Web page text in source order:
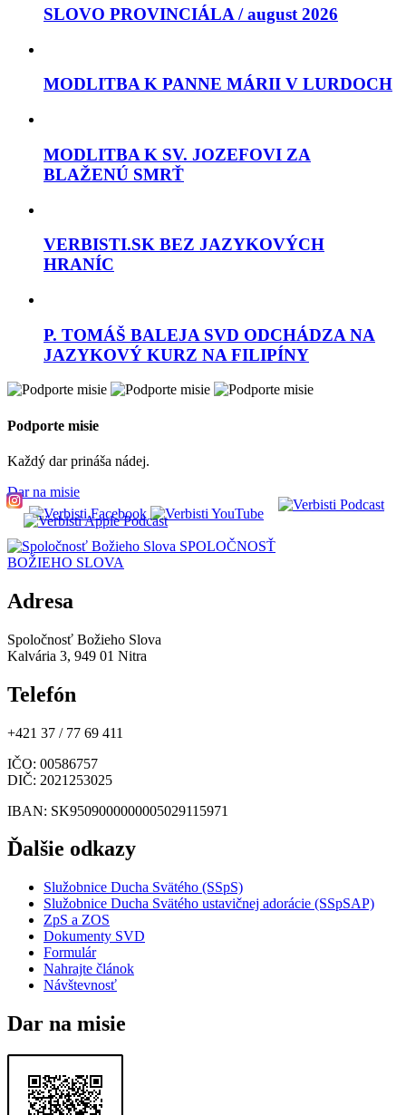
SLOVO PROVINCIÁLA / august 2026
MODLITBA K PANNE MÁRII V LURDOCH
MODLITBA K SV. JOZEFOVI ZA
BLAŽENÚ SMRŤ
VERBISTI.SK BEZ JAZYKOVÝCH
HRANÍC
P. TOMÁŠ BALEJA SVD ODCHÁDZA NA
JAZYKOVÝ KURZ NA FILIPÍNY
Podporte misie
Každý dar prináša nádej.
Dar na misie
SPOLOČNOSŤ
BOŽIEHO SLOVA
Adresa
Spoločnosť Božieho Slova
Kalvária 3, 949 01 Nitra
Telefón
+421 37 / 77 69 411
IČO: 00586757
DIČ: 2021253025
IBAN: SK9509000000005029115971
Ďalšie odkazy
Služobnice Ducha Svätého (SSpS)
Služobnice Ducha Svätého ustavičnej adorácie (SSpSAP)
ZpS a ZOS
Dokumenty SVD
Formulár
Nahrajte článok
Návštevnosť
Dar na misie